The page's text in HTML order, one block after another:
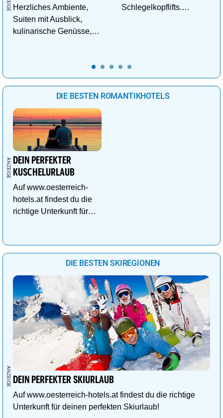
Herzliches Ambiente,
Suiten mit Ausblick,
kulinarische Genüsse,
Schlegelkopflifts.
DIE BESTEN ROMANTIKHOTELS
DEIN PERFEKTER
KUSCHELURLAUB
Auf www.oesterreich-
hotels.at findest du die
richtige Unterkunft für
DIE BESTEN SKIREGIONEN
DEIN PERFEKTER SKIURLAUB
Auf www.oesterreich-hotels.at findest du die richtige
Unterkunft für deinen perfekten Skiurlaub!